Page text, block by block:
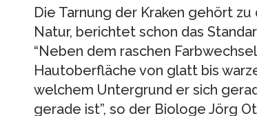
Die Tarnung der Kraken gehört
Natur, berichtet schon das
“Neben dem raschen
Hautoberfläche von glatt bis
welchem Untergrund er sich
gerade ist”, so der Biologe Jörg